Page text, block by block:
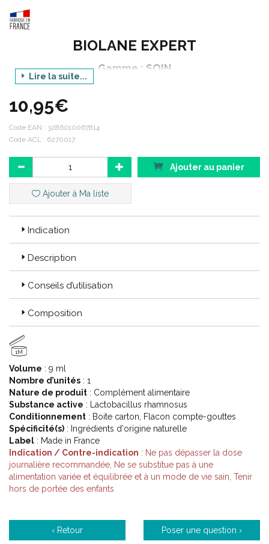
BIOLANE EXPERT
Gamme : SOIN
Produit : CALMOSINE MICROBIOTIQUE IMM
Code ACL : 6270017
Code EAN : 3286010067814
Lire la suite...
10,95€
Code EAN : 3286010067814
Code ACL : 6270017
Ajouter au panier
Ajouter à Ma liste
Indication
Description
Conseils d’utilisation
Composition
1M
Volume : 9 ml
Nombre d’unités : 1
Nature de produit : Complément alimentaire
Substance active : Lactobacillus rhamnosus
Conditionnement : Boite carton, Flacon compte-gouttes
Spécificité(s) : Ingrédients d'origine naturelle
Label : Made in France
Indication / Contre-indication : Ne pas dépasser la dose
journalière recommandée, Ne se substitue pas à une
alimentation variée et équilibrée et à un mode de vie sain, Tenir
hors de portée des enfants
‹ Retour Poser une question ›